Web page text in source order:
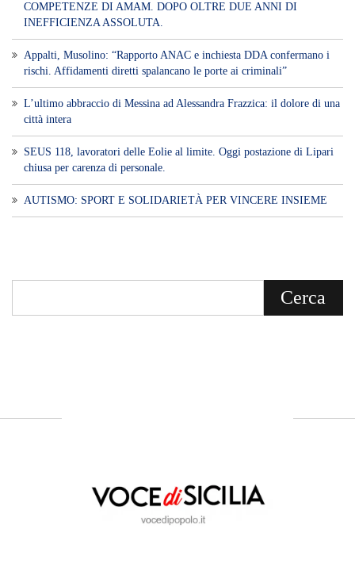
COMPETENZE DI AMAM. DOPO OLTRE DUE ANNI DI
INEFFICIENZA ASSOLUTA.
​Appalti, Musolino: “Rapporto ANAC e inchiesta DDA confermano i
rischi. Affidamenti diretti spalancano le porte ai criminali”
L’ultimo abbraccio di Messina ad Alessandra Frazzica: il dolore di una
città intera
SEUS 118, lavoratori delle Eolie al limite. Oggi postazione di Lipari
chiusa per carenza di personale.
AUTISMO: SPORT E SOLIDARIETÀ PER VINCERE INSIEME